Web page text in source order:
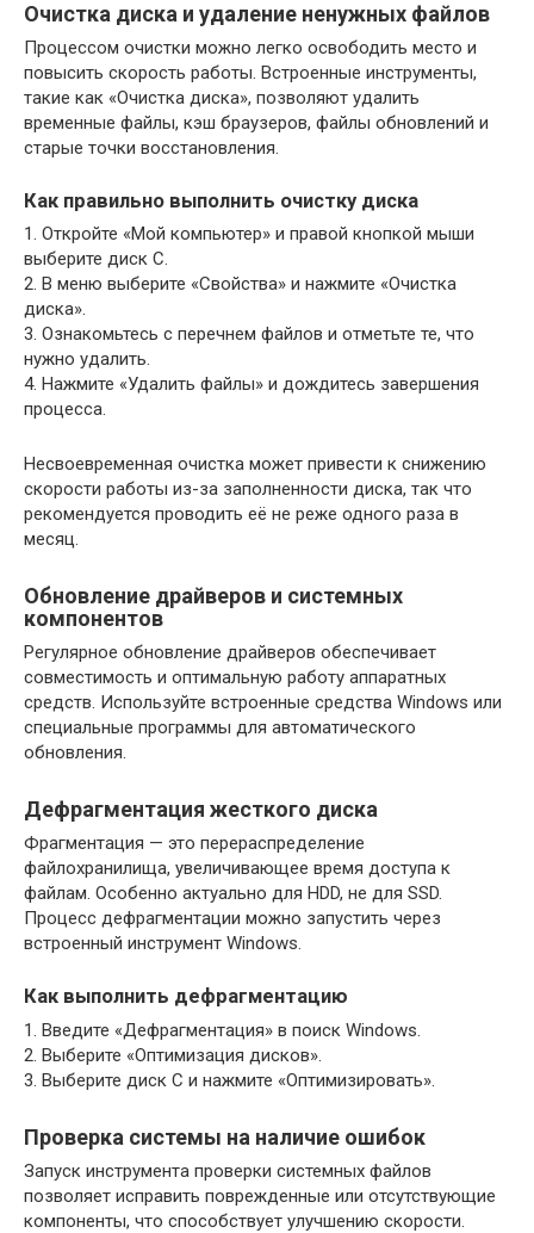
Очистка диска и удаление ненужных файлов
Процессом очистки можно легко освободить место и
повысить скорость работы. Встроенные инструменты,
такие как «Очистка диска», позволяют удалить
временные файлы, кэш браузеров, файлы обновлений и
старые точки восстановления.
Как правильно выполнить очистку диска
1. Откройте «Мой компьютер» и правой кнопкой мыши
выберите диск C.
2. В меню выберите «Свойства» и нажмите «Очистка
диска».
3. Ознакомьтесь с перечнем файлов и отметьте те, что
нужно удалить.
4. Нажмите «Удалить файлы» и дождитесь завершения
процесса.
Несвоевременная очистка может привести к снижению
скорости работы из-за заполненности диска, так что
рекомендуется проводить её не реже одного раза в
месяц.
Обновление драйверов и системных
компонентов
Регулярное обновление драйверов обеспечивает
совместимость и оптимальную работу аппаратных
средств. Используйте встроенные средства Windows или
специальные программы для автоматического
обновления.
Дефрагментация жесткого диска
Фрагментация — это перераспределение
файлохранилища, увеличивающее время доступа к
файлам. Особенно актуально для HDD, не для SSD.
Процесс дефрагментации можно запустить через
встроенный инструмент Windows.
Как выполнить дефрагментацию
1. Введите «Дефрагментация» в поиск Windows.
2. Выберите «Оптимизация дисков».
3. Выберите диск C и нажмите «Оптимизировать».
Проверка системы на наличие ошибок
Запуск инструмента проверки системных файлов
позволяет исправить поврежденные или отсутствующие
компоненты, что способствует улучшению скорости.